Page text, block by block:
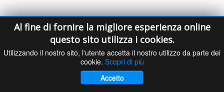
Al fine di fornire la migliore esperienza online
questo sito utilizza i cookies.
Utilizzando il nostro sito, l'utente accetta il nostro utilizzo da parte dei
cookie. Scopri di più
Accetto